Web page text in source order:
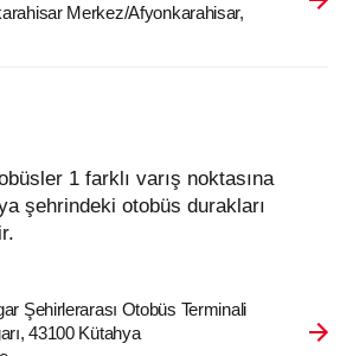
Merkez/Afyonkarahisar,
şehrindeki otobüs durakları
Şehirlerarası Otobüs Terminali
43100 Kütahya